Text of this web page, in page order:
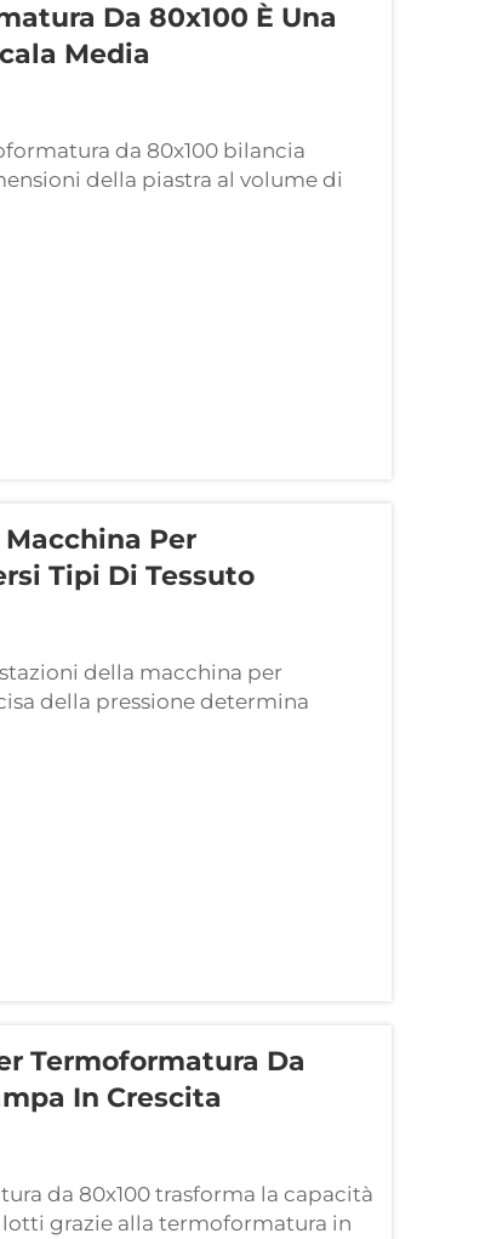
Da 80x100 È Una
Media
da 80x100 bilancia
della piastra al volume di
La macchina per
ottimale per operazioni che
Macchina Per
Tipi Di Tessuto
della macchina per
della pressione determina
e la nitidezza della stampa nella
della temperatura o del
Termoformatura Da
In Crescita
da 80x100 trasforma la capacità
grazie alla termoformatura in